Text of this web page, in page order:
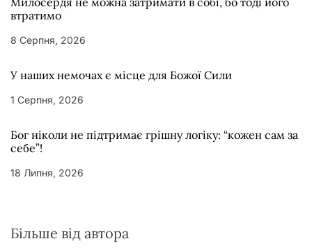
втратимо
8 Серпня, 2026
У наших немочах є місце для Божої Сили
1 Серпня, 2026
Бог ніколи не підтримає грішну логіку: “кожен сам за
себе”!
18 Липня, 2026
Більше від автора